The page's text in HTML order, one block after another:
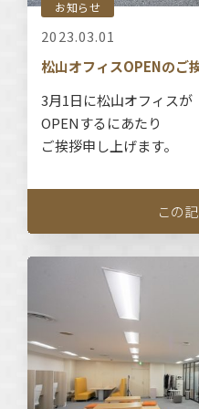
お知らせ
2023.03.01
松山オフィスOPENのご
3月1日に松山オフィスが
OPENするにあたり
ご挨拶申し上げます。
この